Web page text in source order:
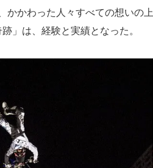
かわった人々すべての想いの上
」は、経験と実績となった。